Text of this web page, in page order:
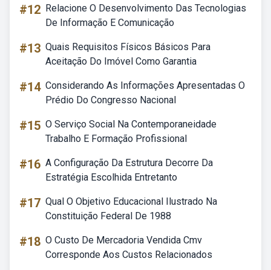
#12 Relacione O Desenvolvimento Das Tecnologias
De Informação E Comunicação
#13 Quais Requisitos Físicos Básicos Para
Aceitação Do Imóvel Como Garantia
#14 Considerando As Informações Apresentadas O
Prédio Do Congresso Nacional
#15 O Serviço Social Na Contemporaneidade
Trabalho E Formação Profissional
#16 A Configuração Da Estrutura Decorre Da
Estratégia Escolhida Entretanto
#17 Qual O Objetivo Educacional Ilustrado Na
Constituição Federal De 1988
#18 O Custo De Mercadoria Vendida Cmv
Corresponde Aos Custos Relacionados